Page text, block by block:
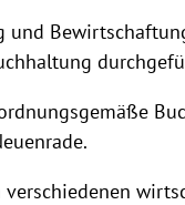
und
verschiedenen